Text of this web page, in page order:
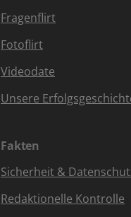
Fragenflirt
Fotoflirt
Videodate
Unsere
Fakten
Sicherheit &
Redaktionelle Kontrolle